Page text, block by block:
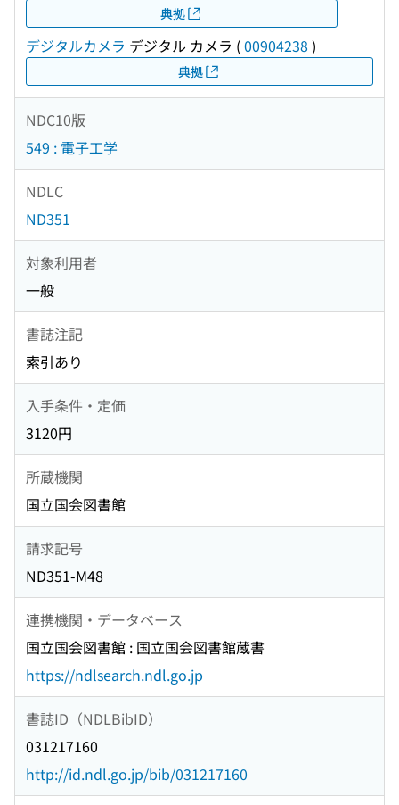
典拠
デジタルカメラ デジタル カメラ (00904238 )
典拠
NDC10版
549 : 電子工学
NDLC
ND351
対象利用者
一般
書誌注記
索引あり
入手条件・定価
3120円
所蔵機関
国立国会図書館
請求記号
ND351-M48
連携機関・データベース
国立国会図書館 : 国立国会図書館蔵書
https://ndlsearch.ndl.go.jp
書誌ID（NDLBibID）
031217160
http://id.ndl.go.jp/bib/031217160